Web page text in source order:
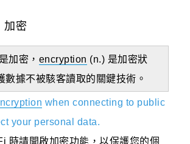
加密
加密， encryption (n.) 是加密狀
數據不被駭客讀取的關鍵技術。
when connecting to public
your personal data.
時請開啟加密功能，以保護您的個